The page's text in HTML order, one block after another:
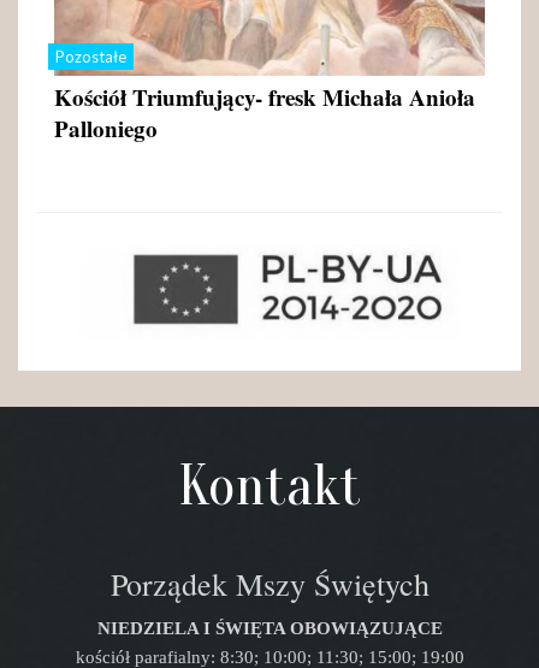
Pozostałe
Kościół Triumfujący- fresk Michała Anioła
Palloniego
Kontakt
Porządek Mszy Świętych
NIEDZIELA I ŚWIĘTA OBOWIĄZUJĄCE
kościół parafialny: 8:30; 10:00; 11:30; 15:00; 19:00